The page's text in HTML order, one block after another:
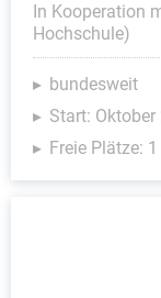
In Kooperation
Hochschule)
bundesweit
Start: Oktober
Freie Plätze: 1